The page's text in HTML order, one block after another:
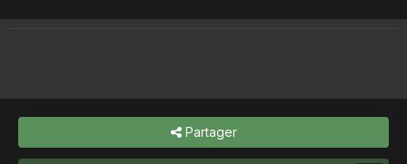
Partager